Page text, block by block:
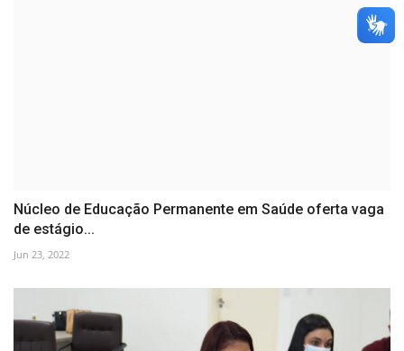
Núcleo de Educação Permanente em Saúde oferta vaga
de estágio...
Jun 23, 2022